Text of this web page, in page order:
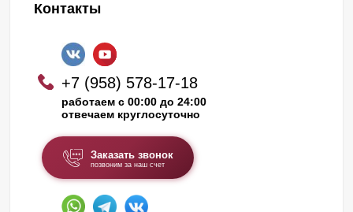
Контакты
+7 (958) 578-17-18
работаем с 00:00 до 24:00
отвечаем круглосуточно
Заказать звонок
позвоним за наш счет